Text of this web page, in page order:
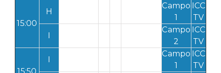
15:00
H
Campo
1
ICC
TV
I
Campo
2
ICC
TV
I
Campo
1
ICC
TV